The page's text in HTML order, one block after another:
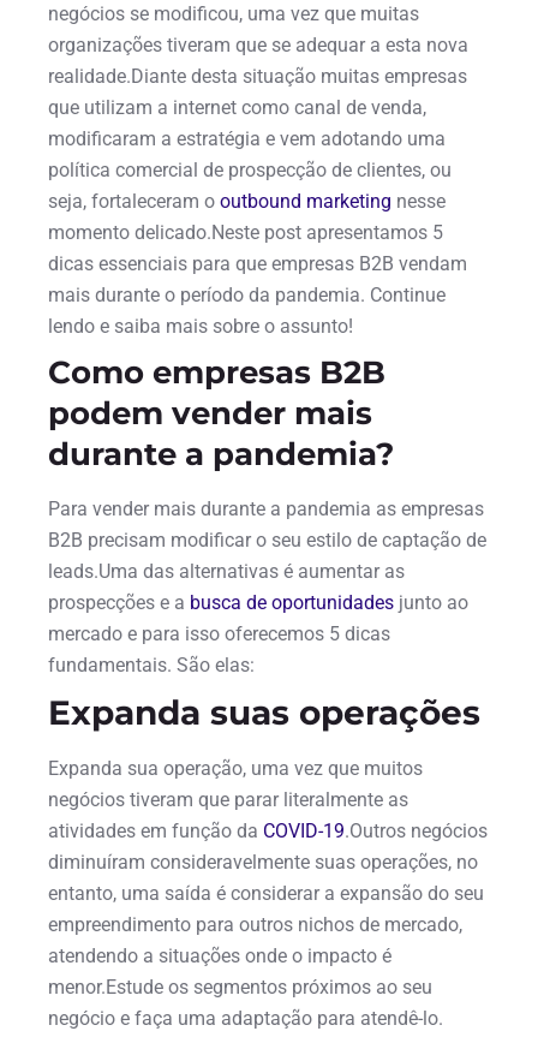
negócios se modificou, uma vez que muitas
organizações tiveram que se adequar a esta nova
realidade.Diante desta situação muitas empresas
que utilizam a internet como canal de venda,
modificaram a estratégia e vem adotando uma
política comercial de prospecção de clientes, ou
seja, fortaleceram o outbound marketing nesse
momento delicado.Neste post apresentamos 5
dicas essenciais para que empresas B2B vendam
mais durante o período da pandemia. Continue
lendo e saiba mais sobre o assunto!
Como empresas B2B
podem vender mais
durante a pandemia?
Para vender mais durante a pandemia as empresas
B2B precisam modificar o seu estilo de captação de
leads.Uma das alternativas é aumentar as
prospecções e a busca de oportunidades junto ao
mercado e para isso oferecemos 5 dicas
fundamentais. São elas:
Expanda suas operações
Expanda sua operação, uma vez que muitos
negócios tiveram que parar literalmente as
atividades em função da COVID-19.Outros negócios
diminuíram consideravelmente suas operações, no
entanto, uma saída é considerar a expansão do seu
empreendimento para outros nichos de mercado,
atendendo a situações onde o impacto é
menor.Estude os segmentos próximos ao seu
negócio e faça uma adaptação para atendê-lo.